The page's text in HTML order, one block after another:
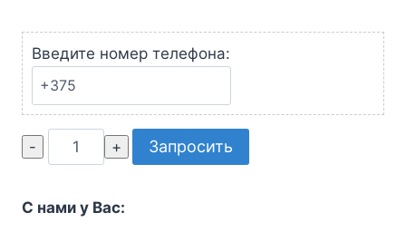
Введите номер телефона:
Количество
товара
кабель
Запросить
С нами у Вас: